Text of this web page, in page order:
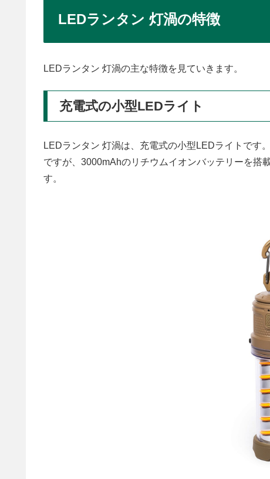
LEDランタン 灯渦の特徴
LEDランタン 灯渦の主な特徴を見ていきます。
充電式の小型LEDライト
LEDランタン 灯渦は、充電式の小型LEDライトです
ですが、3000mAhのリチウムイオンバッテリーを搭
す。